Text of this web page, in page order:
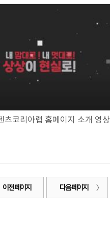
츠코리아랩 홈페이지 소개 영상
이전 페이지 다음 페이지